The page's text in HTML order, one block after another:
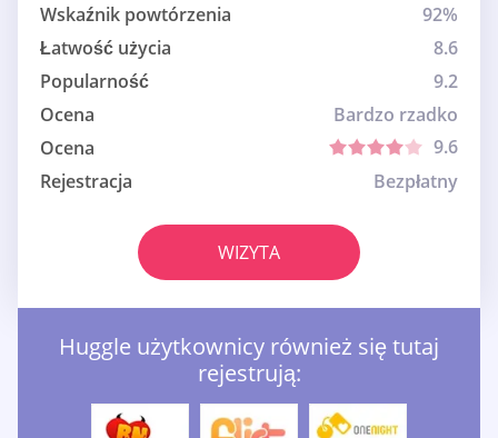
Wskaźnik powtórzenia
92%
Łatwość użycia
8.6
Popularność
9.2
Ocena
Bardzo rzadko
Ocena
9.6
Rejestracja
Bezpłatny
WIZYTA
Huggle użytkownicy również się tutaj
rejestrują: